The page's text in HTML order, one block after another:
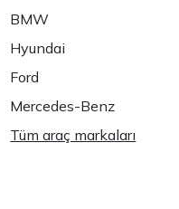
BMW
Hyundai
Ford
Mercedes-Benz
Tüm araç markaları